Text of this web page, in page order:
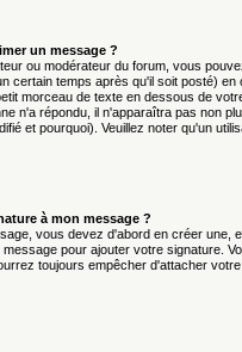
un message ?
ou modérateur du forum, vous
certain temps après qu'il soit posté)
morceau de texte en dessous de
n'a répondu, il n'apparaîtra pas non
et pourquoi). Veuillez noter qu'un
à mon message ?
vous devez d'abord en créer
pour ajouter votre signature.
toujours empêcher d'attacher